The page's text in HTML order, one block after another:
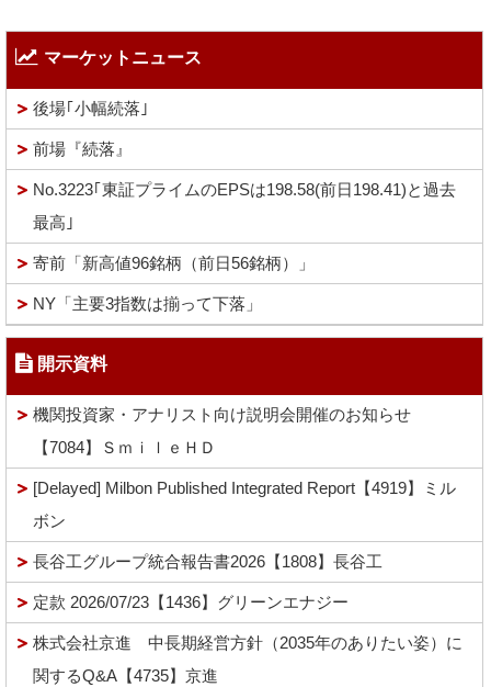
マーケットニュース
後場｢小幅続落｣
前場『続落』
No.3223｢東証プライムのEPSは198.58(前日198.41)と過去
最高｣
寄前「新高値96銘柄（前日56銘柄）」
NY「主要3指数は揃って下落」
開示資料
機関投資家・アナリスト向け説明会開催のお知らせ
【7084】ＳｍｉｌｅＨＤ
[Delayed] Milbon Published Integrated Report【4919】ミル
ボン
長谷工グループ統合報告書2026【1808】長谷工
定款 2026/07/23【1436】グリーンエナジー
株式会社京進 中長期経営方針（2035年のありたい姿）に
関するQ&A【4735】京進